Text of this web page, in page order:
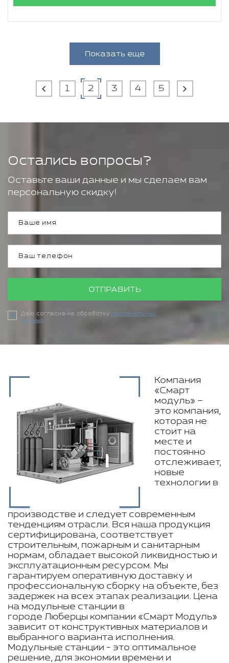
Показать еще
1 2 3 4 5
Остались вопросы?
Оставьте ваши данные и мы сделаем вам
персональную скидку!
ОТПРАВИТЬ
Даю согласие на обработку персональных
данных
Компания
«Смарт
модуль» –
это компания,
которая не
стоит на
месте и
постоянно
отслеживает,
новые
технологии в
производстве и следует современным
тенденциям отрасли. Вся наша продукция
сертифицирована, соответствует
строительным, пожарным и санитарным
нормам, обладает высокой ликвидностью и
эксплуатационным ресурсом. Мы
гарантируем оперативную доставку и
профессиональную сборку на объекте, без
задержек на всех этапах реализации. Цена
на модульные станции в
городе Люберцы компании «Смарт Модуль»
зависит от конструктивных материалов и
выбранного варианта исполнения.
Модульные станции - это оптимальное
решение, для экономии времени и